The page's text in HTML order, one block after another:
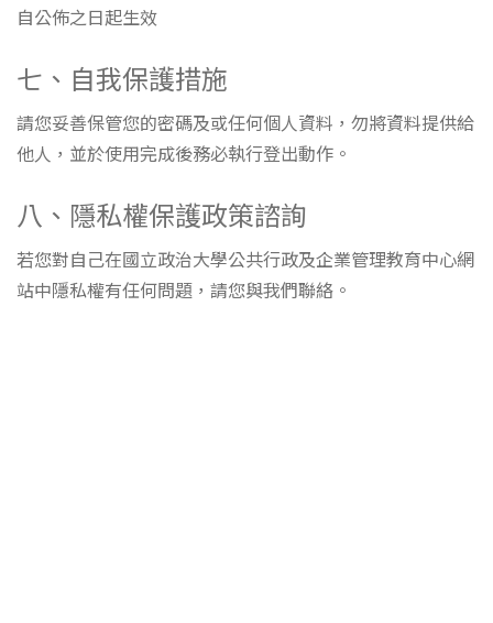
自公佈之日起生效
七、自我保護措施
請您妥善保管您的密碼及或任何個人資料，勿將資料提供給
他人，並於使用完成後務必執行登出動作。
八、隱私權保護政策諮詢
若您對自己在國立政治大學公共行政及企業管理教育中心網
站中隱私權有任何問題，請您與我們聯絡。